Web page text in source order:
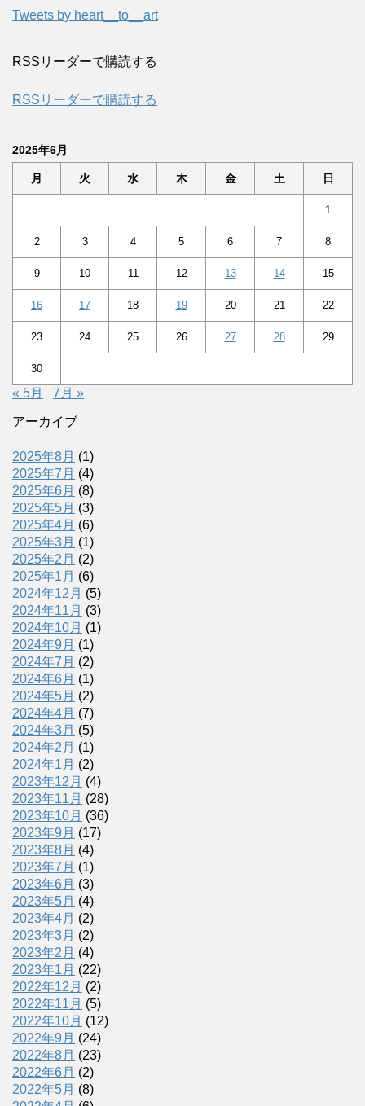
Tweets by heart__to__art
RSSリーダーで購読する
RSSリーダーで購読する
2025年6月
月 火 水 木 金 土 日
1
2 3 4 5 6 7 8
9 10 11 12 13 14 15
16 17 18 19 20 21 22
23 24 25 26 27 28 29
30
« 5月 7月 »
アーカイブ
2025年8月 (1)
2025年7月 (4)
2025年6月 (8)
2025年5月 (3)
2025年4月 (6)
2025年3月 (1)
2025年2月 (2)
2025年1月 (6)
2024年12月 (5)
2024年11月 (3)
2024年10月 (1)
2024年9月 (1)
2024年7月 (2)
2024年6月 (1)
2024年5月 (2)
2024年4月 (7)
2024年3月 (5)
2024年2月 (1)
2024年1月 (2)
2023年12月 (4)
2023年11月 (28)
2023年10月 (36)
2023年9月 (17)
2023年8月 (4)
2023年7月 (1)
2023年6月 (3)
2023年5月 (4)
2023年4月 (2)
2023年3月 (2)
2023年2月 (4)
2023年1月 (22)
2022年12月 (2)
2022年11月 (5)
2022年10月 (12)
2022年9月 (24)
2022年8月 (23)
2022年6月 (2)
2022年5月 (8)